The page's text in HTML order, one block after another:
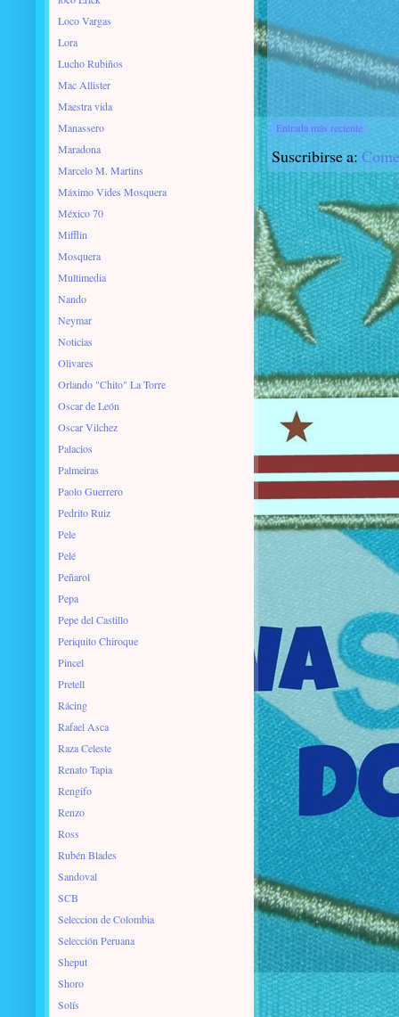
Entrada más reciente
Suscribirse a:
Loco Vargas
Lora
Lucho Rubiños
Mac Allister
Maestra vida
Manassero
Maradona
Marcelo M. Martins
Máximo Vides Mosquera
México 70
Mifflin
Mosquera
Multimedia
Nando
Neymar
Noticias
Olivares
Orlando "Chito" La Torre
Oscar de León
Oscar Vilchez
Palacios
Palmeiras
Paolo Guerrero
Pedrito Ruiz
Pele
Pelé
Peñarol
Pepa
Pepe del Castillo
Periquito Chiroque
Pincel
Pretell
Rácing
Rafael Asca
Raza Celeste
Renato Tapia
Rengifo
Renzo
Ross
Rubén Blades
Sandoval
SCB
Seleccion de Colombia
Selección Peruana
Sheput
Shoro
Solís